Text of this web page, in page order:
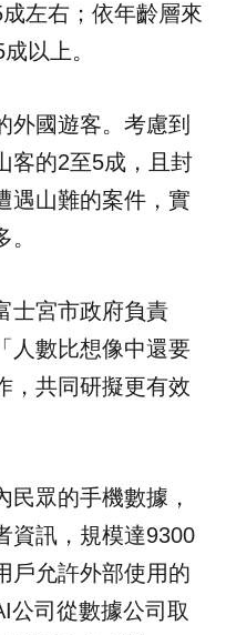
左右；依年齡層來
以上。
外國遊客。考慮到
客的2至5成，且封
遇山難的案件，實
士宮市政府負責
人數比想像中還要
，共同研擬更有效
眾的手機數據，
資訊，規模達9300
戶允許外部使用的
公司從數據公司取